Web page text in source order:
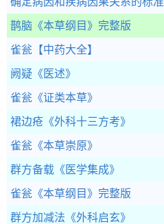
鹊脑 《本草纲目》完整版
雀瓮 【中药大全】
阙疑 《医述》
雀瓮 《证类本草》
裙边疮 《外科十三方考》
雀瓮 《本草崇原》
群方备载 《医学集成》
雀瓮 《本草纲目》完整版
群方加减法 《外科启玄》